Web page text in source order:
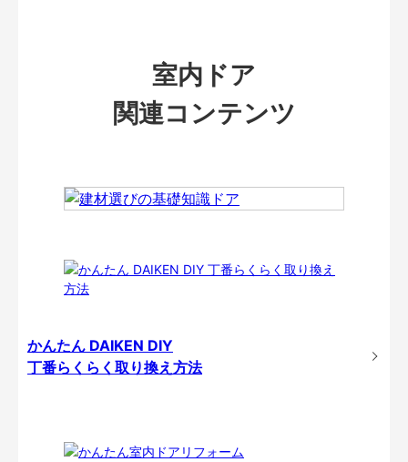
室内ドア
関連コンテンツ
かんたん DAIKEN DIY
丁番らくらく取り換え方法